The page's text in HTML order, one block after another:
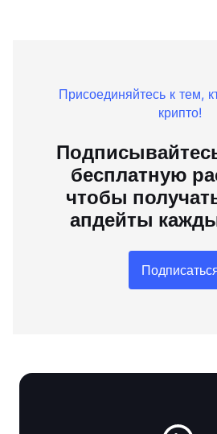
Присоединяйтесь к тем,
крипто!
бесплатную
чтобы
апдейты